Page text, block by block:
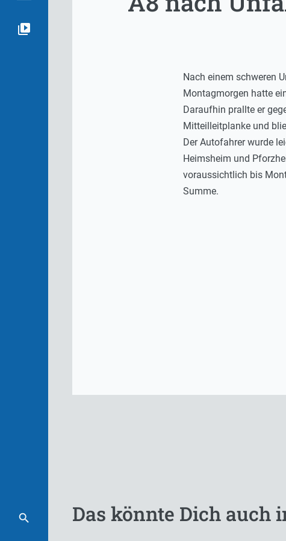
Nach einem schweren
Montagmorgen hatte
Daraufhin prallte er
Mitteilleitplanke und
Der Autofahrer wurde
Heimsheim und
voraussichtlich bis
Summe.
Das könnte Dich auch